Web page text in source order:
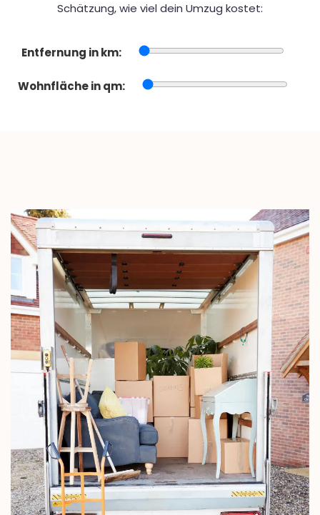
Schätzung, wie viel dein Umzug kostet:
Entfernung in km:
Wohnfläche in qm: